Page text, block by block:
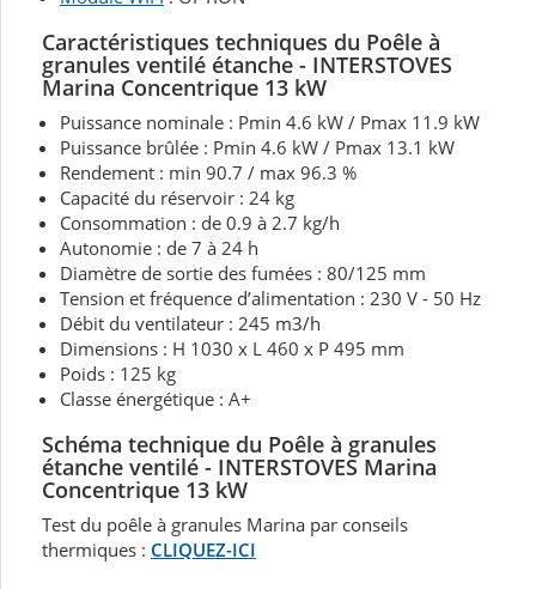
Caractéristiques techniques du Poêle à
granules ventilé étanche - INTERSTOVES
Marina Concentrique 13 kW
Puissance nominale : Pmin 4.6 kW / Pmax 11.9 kW
Puissance brûlée : Pmin 4.6 kW / Pmax 13.1 kW
Rendement : min 90.7 / max 96.3 %
Capacité du réservoir : 24 kg
Consommation : de 0.9 à 2.7 kg/h
Autonomie : de 7 à 24 h
Diamètre de sortie des fumées : 80/125 mm
Tension et fréquence d’alimentation : 230 V - 50 Hz
Débit du ventilateur : 245 m3/h
Dimensions : H 1030 x L 460 x P 495 mm
Poids : 125 kg
Classe énergétique : A+
Schéma technique du Poêle à granules
étanche ventilé - INTERSTOVES Marina
Concentrique 13 kW
Test du poêle à granules Marina par conseils
thermiques : CLIQUEZ-ICI